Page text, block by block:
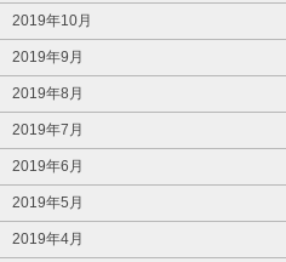
2019年10月
2019年9月
2019年8月
2019年7月
2019年6月
2019年5月
2019年4月